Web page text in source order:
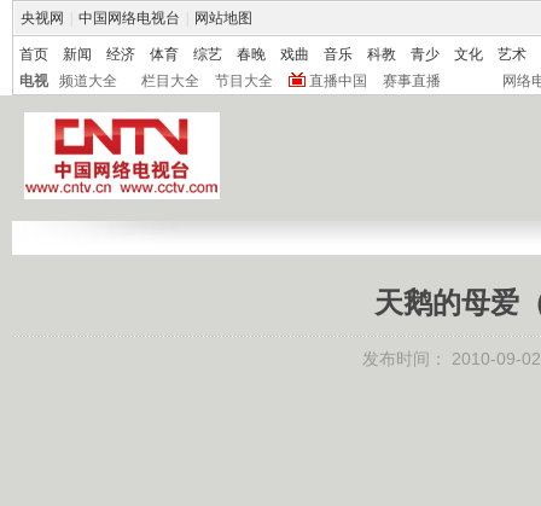
央视网 中国网络电视台 网站地图
首页 新闻 经济 体育 综艺 春晚 戏曲 音乐 科教 青少 文化
艺术
电视
频道大全 栏目大全 节目大全 直播中国 赛事直播 网络
天鹅的母爱
发布时间： 2010-09-